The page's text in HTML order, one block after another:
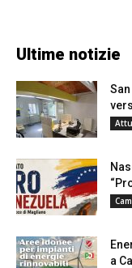
Ultime notizie
a